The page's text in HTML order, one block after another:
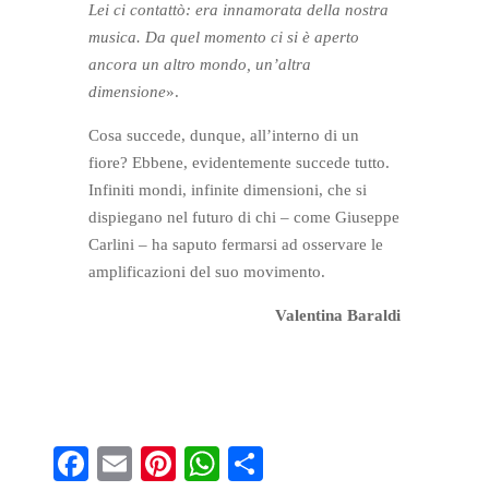
Lei ci contattò: era innamorata della nostra
musica. Da quel momento ci si è aperto
ancora un altro mondo, un’altra
dimensione».
Cosa succede, dunque, all’interno di un
fiore? Ebbene, evidentemente succede tutto.
Infiniti mondi, infinite dimensioni, che si
dispiegano nel futuro di chi – come Giuseppe
Carlini – ha saputo fermarsi ad osservare le
amplificazioni del suo movimento.
Valentina Baraldi
Fa E
Pi
W